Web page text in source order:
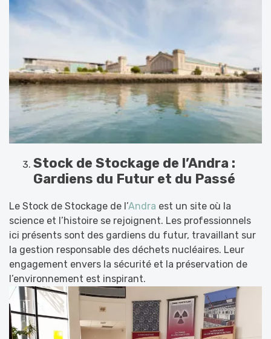
Stock de Stockage de l’Andra :
Gardiens du Futur et du Passé
Le Stock de Stockage de l’Andra est un site où la
science et l’histoire se rejoignent. Les professionnels
ici présents sont des gardiens du futur, travaillant sur
la gestion responsable des déchets nucléaires. Leur
engagement envers la sécurité et la préservation de
l’environnement est inspirant.